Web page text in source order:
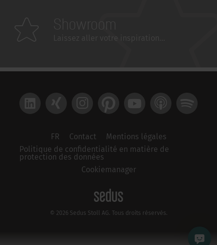
© 2026 Sedus Stoll AG. Tous droits réservés.
FR Contact
Mentions légales
Politique de confidentialité en matière de
protection des données
Cookiemanager
Pinterest